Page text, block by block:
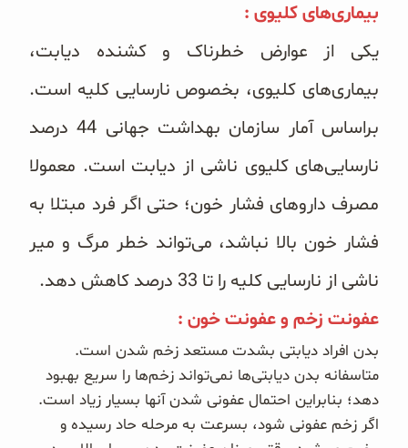
بیماری‌های کلیوی :
یکی از عوارض خطرناک و کشنده دیابت،
بیماری‌های کلیوی، بخصوص نارسایی کلیه است.
براساس آمار سازمان بهداشت جهانی 44 درصد
نارسایی‌های کلیوی ناشی از دیابت است. معمولا
مصرف داروهای فشار خون؛ حتی اگر فرد مبتلا به
فشار خون بالا نباشد، می‌تواند خطر مرگ و میر
ناشی از نارسایی کلیه را تا 33 درصد کاهش دهد.
عفونت زخم و عفونت خون :
بدن افراد دیابتی بشدت مستعد زخم شدن است.
متاسفانه بدن دیابتی‌ها نمی‌تواند زخم‌ها را سریع بهبود
دهد؛ بنابراین احتمال عفونی شدن آنها بسیار زیاد است.
اگر زخم عفونی شود، بسرعت به مرحله حاد رسیده و